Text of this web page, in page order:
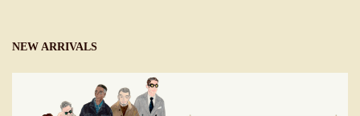
NEW ARRIVALS